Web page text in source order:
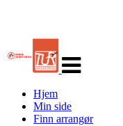
navigasjon
Hjem
Min side
Finn arrangør